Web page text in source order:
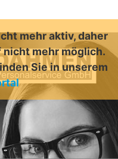
mehr aktiv, daher
nicht mehr möglich.
Sie in unserem